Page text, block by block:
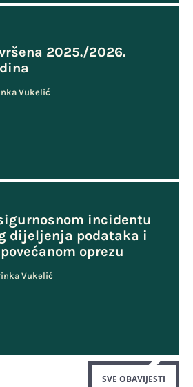
2025./2026.
Vukelić
incidentu
dijeljenja podataka i
oprezu
Vukelić
SVE OBAVIJESTI